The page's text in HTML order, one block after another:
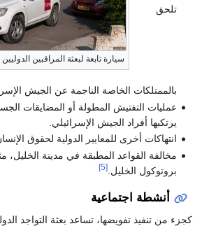
سيارة تابعة لبعثة المراقبين
تلحق
بالممتلكات الخاصة الناجمة عن الجيش
عمليات التفتيش المطولة أو المضايقات
يرتكبها أفراد الجيش الإسرائيلي.
انتهاكات أخرى للمعايير الدولية لحقوق
مخالفة القواعد المطبقة في مدينة الخليل،
بروتوكول الخليل.[5]
أنشطة اجتماعية
كجزء من تنفيذ تفويضها، تساعد بعثة التواجد